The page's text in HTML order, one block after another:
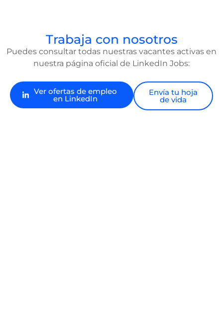
Trabaja con nosotros
Puedes consultar todas nuestras vacantes activas en
nuestra página oficial de LinkedIn Jobs:
Ver ofertas de empleo
en LinkedIn
Envía tu hoja
de vida